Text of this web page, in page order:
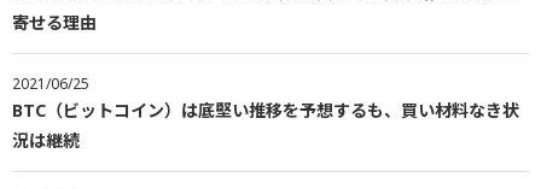
寄せる理由
2021/06/25
BTC（ビットコイン）は底堅い推移を予想するも、買い材料なき状
況は継続